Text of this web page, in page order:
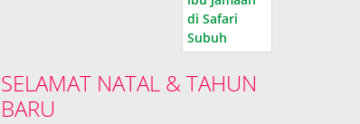
SELAMAT NATAL & TAHUN
BARU